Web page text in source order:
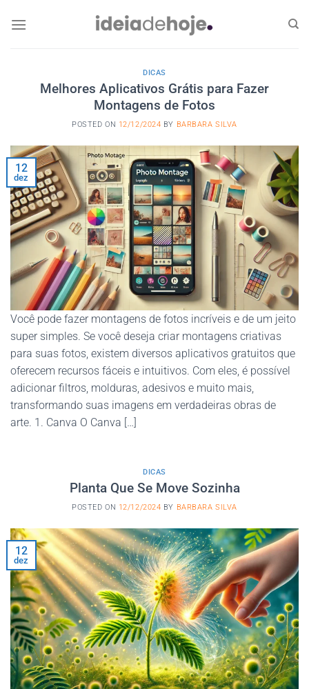
DICAS
Melhores Aplicativos Grátis para Fazer
Montagens de Fotos
POSTED ON 12/12/2024 BY BARBARA SILVA
12
dez
Você pode fazer montagens de fotos incríveis e de um jeito
super simples. Se você deseja criar montagens criativas
para suas fotos, existem diversos aplicativos gratuitos que
oferecem recursos fáceis e intuitivos. Com eles, é possível
adicionar filtros, molduras, adesivos e muito mais,
transformando suas imagens em verdadeiras obras de
arte. 1. Canva O Canva […]
DICAS
Planta Que Se Move Sozinha
POSTED ON 12/12/2024 BY BARBARA SILVA
12
dez